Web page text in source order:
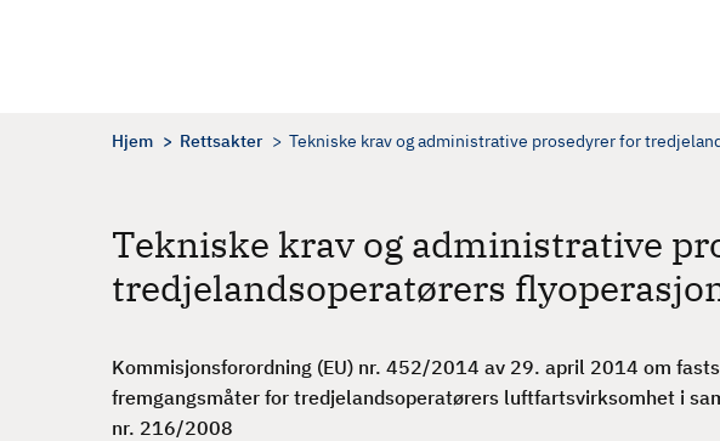
Hjem Rettsakter Tekniske krav og administrative prosedyrer for
Tekniske krav og administrative
tredjelandsoperatørers
Kommisjonsforordning (EU) nr. 452/2014 av 29. april 2014 om
fremgangsmåter for tredjelandsoperatørers luftfartsvirksomhet i
nr. 216/2008